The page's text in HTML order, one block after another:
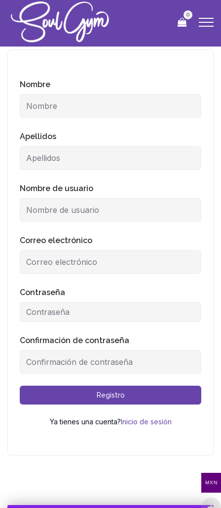
0
Nombre
Apellidos
Nombre de usuario
Correo electrónico
Contraseña
Confirmación de contraseña
Registro
Ya tienes una cuenta? Inicio de sesión
MXN